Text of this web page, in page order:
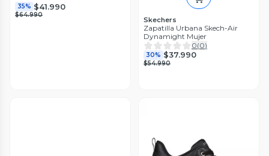
35% $41.990
$64.990
Skechers
Zapatilla Urbana Skech-Air
Dynamight Mujer
0(0)
30% $37.990
$54.990